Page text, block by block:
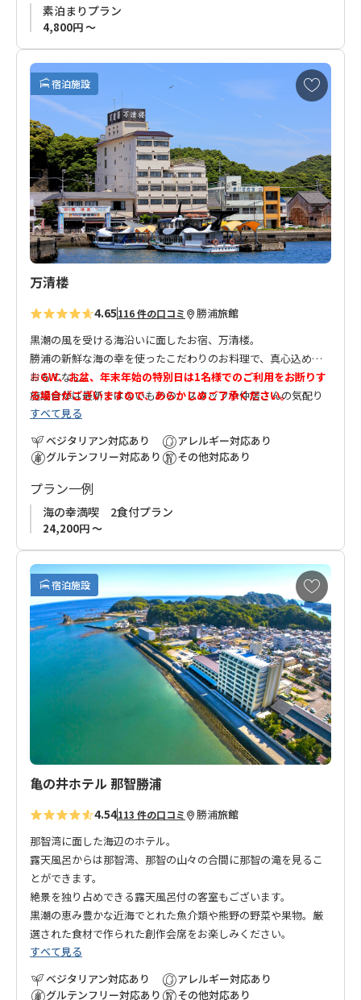
素泊まりプラン
4,800円 ～
宿泊施設
お
気
入
に
追
加
万清楼
4.65116 件の口コミ 勝浦旅館
黒潮の風を受ける海沿いに面したお宿、万清楼。
勝浦の新鮮な海の幸を使ったこだわりのお料理で、真心込めた
おもてなし。
施設自体は最新ではないものの、スタッフや仲居さんの気配り
が嬉しく、初めてなのにどこか懐かしい、そんな居心地の良い
お宿です。
紀伊勝浦駅から徒歩圏内の好立地に加え、海側の客室からは港
の風景が望めます。
館内にも温泉がございますが、大洞窟温泉『忘帰洞』で有名な
「ホテル浦島」の温泉も無料でご利用可能です。
両館の温泉をお楽しみください。
贅沢を万清楼で。
※GW、お盆、年末年始の特別日は1名様でのご利用をお断りす
る場合がございますので、あらかじめご了承ください。
【ご注意】
姉妹館 ホテル浦島の温泉につきましては、ホテル浦島の休館日
にはご利用いただけません。
何卒ご了承ください。
すべて見る
ベジタリアン対応あり
グルテンフリー対応あり
アレルギー対応あり
その他対応あり
プラン一例
海の幸満喫 2食付プラン
24,200円 ～
宿泊施設
お
気
に
入
り
に
追
加
亀の井ホテル 那智勝浦
4.54113 件の口コミ 勝浦旅館
那智湾に面した海辺のホテル。
露天風呂からは那智湾、那智の山々の合間に那智の滝を見るこ
とができます。
絶景を独り占めできる露天風呂付の客室もございます。
黒潮の恵み豊かな近海でとれた魚介類や熊野の野菜や果物。厳
選された食材で作られた創作会席をお楽しみください。
すべて見る
ベジタリアン対応あり
グルテンフリー対応あり
アレルギー対応あり
その他対応あり